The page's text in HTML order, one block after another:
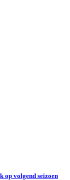
op volgend seizoen